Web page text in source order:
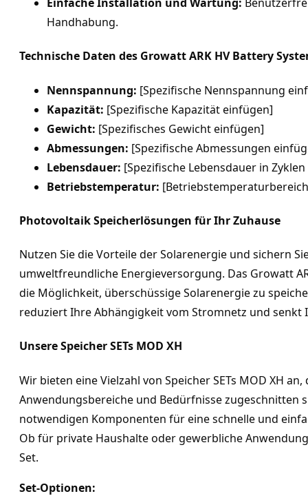
Handhabung.
Technische Daten des Growatt ARK HV Battery
Nennspannung: [Spezifische Nennspannung
Kapazität: [Spezifische Kapazität einfügen]
Gewicht: [Spezifisches Gewicht einfügen]
Abmessungen: [Spezifische Abmessungen
Lebensdauer: [Spezifische Lebensdauer in
Betriebstemperatur:
Photovoltaik Speicherlösungen für Ihr Zuhause
Nutzen Sie die Vorteile der Solarenergie und sichern
umweltfreundliche Energieversorgung. Das Growatt
die Möglichkeit, überschüssige Solarenergie zu
reduziert Ihre Abhängigkeit vom Stromnetz und senkt
Unsere Speicher SETs MOD XH
Wir bieten eine Vielzahl von Speicher SETs MOD XH
Anwendungsbereiche und Bedürfnisse zugeschnitten
notwendigen Komponenten für eine schnelle und
Ob für private Haushalte oder gewerbliche
Set.
Set-Optionen: